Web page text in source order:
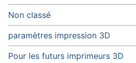
Non classé
paramètres impression 3D
Pour les futurs imprimeurs 3D